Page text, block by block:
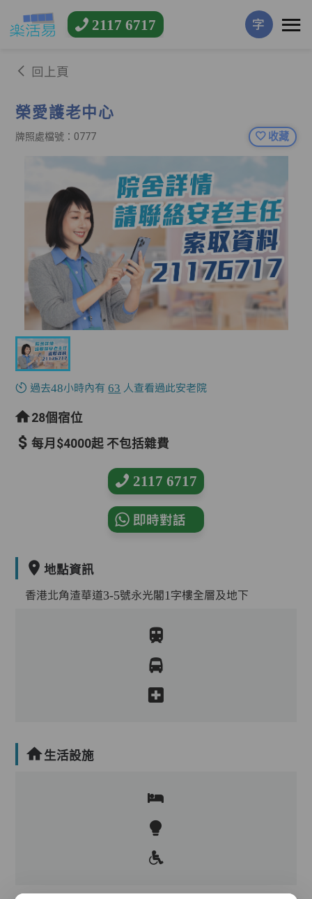
2117 6717 字
回上頁
榮愛護老中心
牌照處檔號：0777 收藏
過去48小時內有63 人查看過此安老院
28個宿位
每月$4000起 不包括雜費
2117 6717
即時對話
地點資訊
香港北角渣華道3-5號永光閣1字樓全層及地下
生活設施